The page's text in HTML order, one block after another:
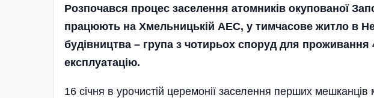
Розпочався процес заселення атомників окупованої
працюють на Хмельницькій АЕС, у тимчасове житло в
будівництва – група з чотирьох споруд для
експлуатацію.
16 січня в урочистій церемонії заселення перших мешканців